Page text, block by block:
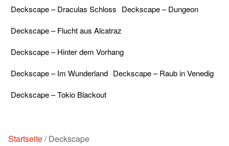
Deckscape – Draculas Schloss Deckscape – Dungeon
Deckscape – Flucht aus Alcatraz
Deckscape – Hinter dem Vorhang
Deckscape – Im Wunderland Deckscape – Raub in Venedig
Deckscape – Tokio Blackout
Startseite/Deckscape